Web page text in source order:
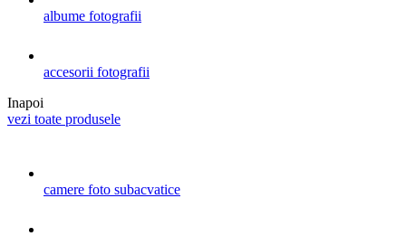
albume fotografii
accesorii fotografii
Inapoi
vezi toate produsele
camere foto subacvatice